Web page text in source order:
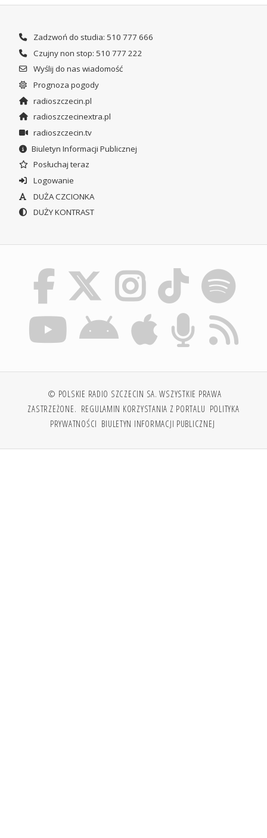
Zadzwoń do studia: 510 777 666
Czujny non stop: 510 777 222
Wyślij do nas wiadomość
Prognoza pogody
radioszczecin.pl
radioszczecinextra.pl
radioszczecin.tv
Biuletyn Informacji Publicznej
Posłuchaj teraz
Logowanie
DUŻA CZCIONKA
DUŻY KONTRAST
© POLSKIE RADIO SZCZECIN SA. WSZYSTKIE PRAWA
ZASTRZEŻONE. REGULAMIN KORZYSTANIA Z PORTALU POLITYKA
PRYWATNOŚCI BIULETYN INFORMACJI PUBLICZNEJ